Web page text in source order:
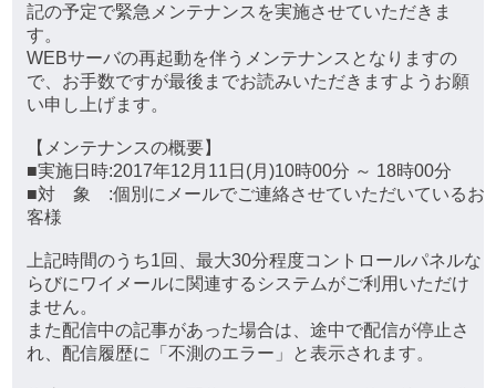
記の予定で緊急メンテナンスを実施させていただきま
す。
WEBサーバの再起動を伴うメンテナンスとなりますの
で、お手数ですが最後までお読みいただきますようお願
い申し上げます。
【メンテナンスの概要】
■実施日時:2017年12月11日(月)10時00分 ～ 18時00分
■対 象 :個別にメールでご連絡させていただいているお
客様
上記時間のうち1回、最大30分程度コントロールパネルな
らびにワイメールに関連するシステムがご利用いただけ
ません。
また配信中の記事があった場合は、途中で配信が停止さ
れ、配信履歴に「不測のエラー」と表示されます。